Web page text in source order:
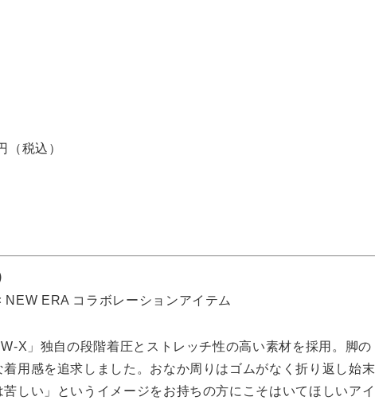
税込）
X」独自の段階着圧とストレッチ性の高い素材を採用。脚の
用感を追求しました。おなか周りはゴムがなく折り返し始末
しい」というイメージをお持ちの方にこそはいてほしいアイ